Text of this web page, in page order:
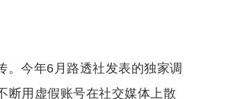
。今年6月路透社发表的独家调
断用虚假账号在社交媒体上散